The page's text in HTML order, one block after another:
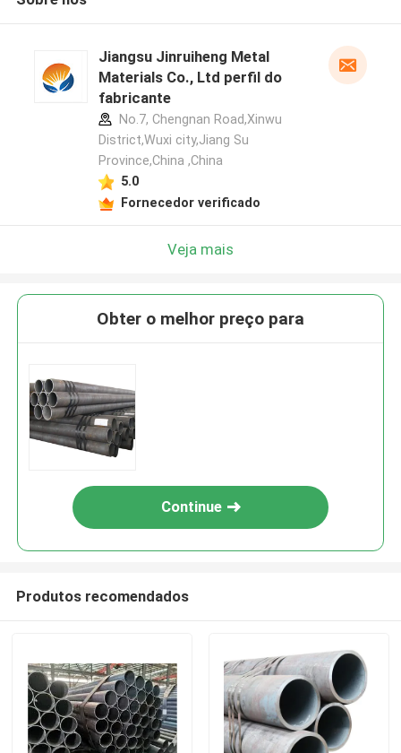
Jiangsu Jinruiheng Metal
Materials Co., Ltd perfil do
fabricante
No.7, Chengnan Road,Xinwu
District,Wuxi city,Jiang Su
Province,China ,China
5.0
Fornecedor verificado
Veja mais
Obter o melhor preço para
Continue
Produtos recomendados